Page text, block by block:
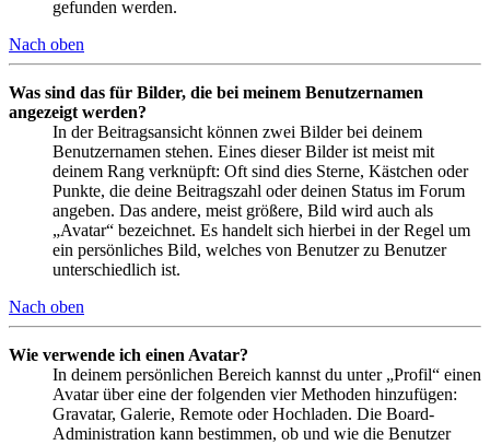
gefunden werden.
Nach oben
Was sind das für Bilder, die bei meinem Benutzernamen
angezeigt werden?
In der Beitragsansicht können zwei Bilder bei deinem
Benutzernamen stehen. Eines dieser Bilder ist meist mit
deinem Rang verknüpft: Oft sind dies Sterne, Kästchen oder
Punkte, die deine Beitragszahl oder deinen Status im Forum
angeben. Das andere, meist größere, Bild wird auch als
„Avatar“ bezeichnet. Es handelt sich hierbei in der Regel um
ein persönliches Bild, welches von Benutzer zu Benutzer
unterschiedlich ist.
Nach oben
Wie verwende ich einen Avatar?
In deinem persönlichen Bereich kannst du unter „Profil“ einen
Avatar über eine der folgenden vier Methoden hinzufügen:
Gravatar, Galerie, Remote oder Hochladen. Die Board-
Administration kann bestimmen, ob und wie die Benutzer